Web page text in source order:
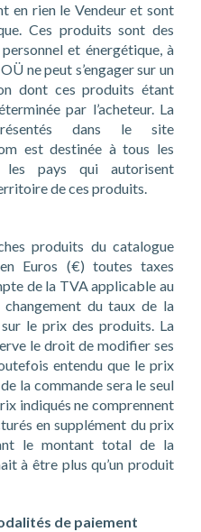
en rien le Vendeur et sont
Ces produits sont des
et énergétique, à
ne peut s’engager sur un
dont ces produits étant
par l’acheteur. La
dans le site
est destinée à tous les
les pays qui autorisent
de ces produits.
produits du catalogue
Euros (€) toutes taxes
de la TVA applicable au
du taux de la
le prix des produits. La
le droit de modifier ses
entendu que le prix
la commande sera le seul
indiqués ne comprennent
en supplément du prix
le montant total de la
à être plus qu’un produit
de paiement